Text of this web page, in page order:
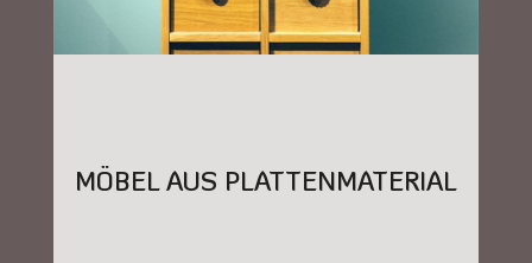
MÖBEL AUS PLATTENMATERIAL